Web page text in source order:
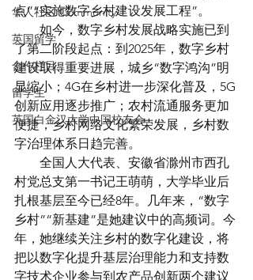
华人社区 Community
英国留学
合作栏目
留学生
英国白金汉大学中国校友会
点”“实施数字乡村建设发展工程”。
如今，数字乡村发展战略实施已到
了第二阶段起点：到2025年，数字乡村
建设取得重要进展，城乡“数字鸿沟”明
显缩小；4G在乡村进一步深化普及，5G
创新应用逐步推广；农村流通服务更加
便捷，乡村网络文化繁荣发展，乡村数
字治理体系日趋完善。
全国人大代表、安徽省滁州市西孔
村党总支第一书记王萌萌，大学毕业后
扎根基层至今已经8年。几年来，“数字
乡村”“新基建”是她建议中的高频词。今
年，她继续关注乡村的数字化建设，将
把以数字化提升基层治理能力和支持数
字技术企业参与到农产品创新两个建议